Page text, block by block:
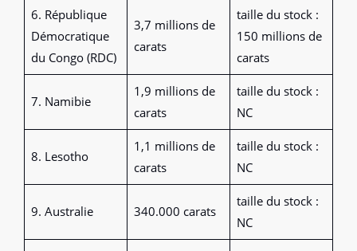
6. République
Démocratique
du Congo (RDC)
3,7 millions de
carats
taille du stock :
150 millions de
carats
7. Namibie
1,9 millions de
carats
taille du stock :
NC
8. Lesotho
1,1 millions de
carats
taille du stock :
NC
9. Australie 340.000 carats
taille du stock :
NC